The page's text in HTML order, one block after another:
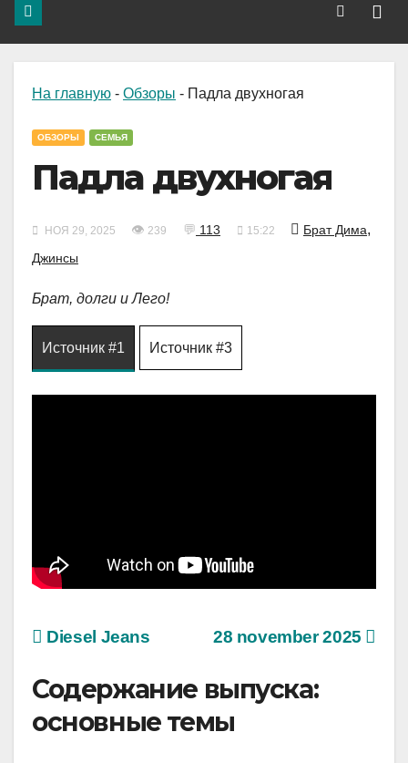
На главную - Обзоры - Падла двухногая
ОБЗОРЫ СЕМЬЯ
Падла двухногая
НОЯ 29, 2025 👁 239 💬 113 15:22 Брат Дима,
Джинсы
Брат, долги и Лего!
Источник #1 Источник #3
28 november 2025
Diesel Jeans
Содержание выпуска:
основные темы